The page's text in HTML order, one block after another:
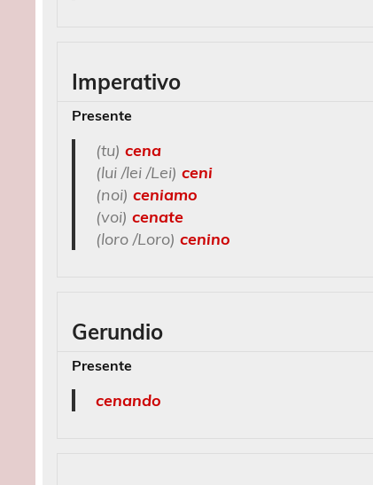
Imperativo
Presente
(tu) cena
(lui /lei /Lei) ceni
(noi) ceniamo
(voi) cenate
(loro /Loro) cenino
Gerundio
Presente
cenando